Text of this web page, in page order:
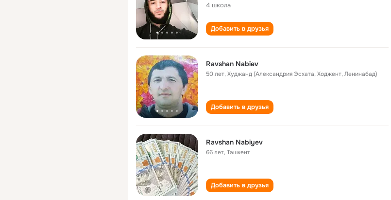
4 школа
Добавить в друзья
Ravshan Nabiev
50 лет,Худжанд (Александрия Эсхата, Ходжент, Ленинабад)
Добавить в друзья
Ravshan Nabiyev
66 лет,Ташкент
Добавить в друзья